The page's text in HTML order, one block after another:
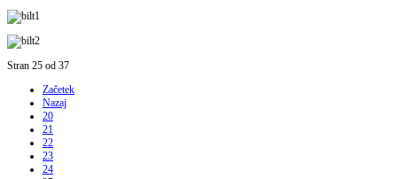
Stran 25 od 37
Začetek
Nazaj
20
21
22
23
24